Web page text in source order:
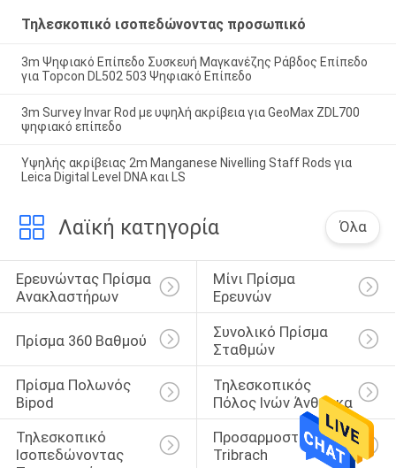
Τηλεσκοπικό ισοπεδώνοντας προσωπικό
3m Ψηφιακό Επίπεδο Συσκευή Μαγκανέζης Ράβδος Επίπεδο
για Topcon DL502 503 Ψηφιακό Επίπεδο
3m Survey Invar Rod με υψηλή ακρίβεια για GeoMax ZDL700
ψηφιακό επίπεδο
Υψηλής ακρίβειας 2m Manganese Nivelling Staff Rods για
Leica Digital Level DNA και LS
Λαϊκή κατηγορία Όλα
Ερευνώντας Πρίσμα
Ανακλαστήρων
Μίνι Πρίσμα
Ερευνών
Πρίσμα 360 Βαθμού
Συνολικό Πρίσμα
Σταθμών
Πρίσμα Πολωνός
Bipod
Τηλεσκοπικός
Πόλος Ινών Άνθρακα
Τηλεσκοπικό
Ισοπεδώνοντας
Προσαρμοστής
Tribrach